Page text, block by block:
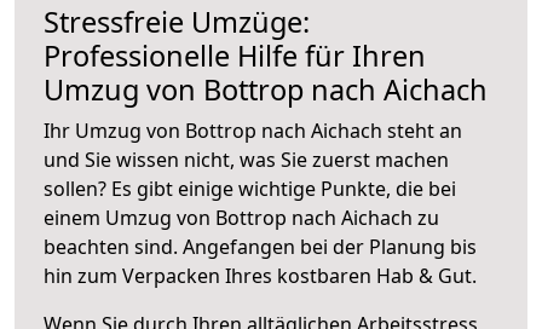
Stressfreie Umzüge:
Professionelle Hilfe für Ihren
Umzug von Bottrop nach Aichach
Ihr Umzug von Bottrop nach Aichach steht an
und Sie wissen nicht, was Sie zuerst machen
sollen? Es gibt einige wichtige Punkte, die bei
einem Umzug von Bottrop nach Aichach zu
beachten sind. Angefangen bei der Planung bis
hin zum Verpacken Ihres kostbaren Hab & Gut.